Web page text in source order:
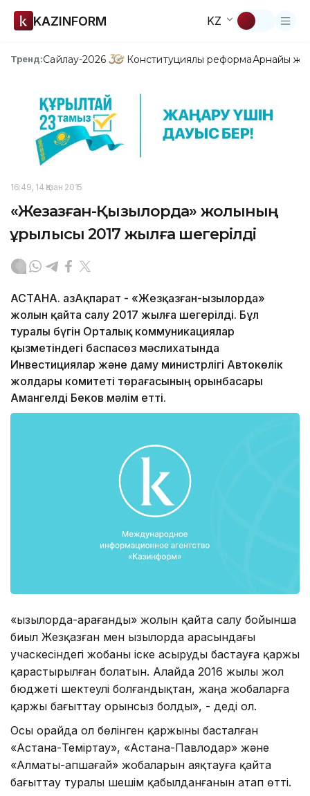
KAZINFORM KZ
Тренд:Сайлау-2026 Конституциялық реформаАрнайы
16:49, 14 Қазан 2015
«Жезқазған-Қызылорда» жолының
құрылысы 2017 жылға шегерілді
АСТАНА. ҚазАқпарат - «Жезқазған-Қызылорда»
жолын қайта салу 2017 жылға шегерілді. Бұл
туралы бүгін Орталық коммуникациялар
қызметіндегі баспасөз мәслихатында
Инвестициялар және даму министрлігі Автокөлік
жолдары комитеті төрағасының орынбасары
Амангелді Беков мәлім етті.
«Қызылорда-Қарағанды» жолын қайта салу бойынша
биыл Жезқазған мен Қызылорда арасындағы
учаскесіндегі жобаны іске асыруды бастауға қаржы
қарастырылған болатын. Алайда 2016 жылы жол
бюджеті шектеулі болғандықтан, жаңа жобаларға
қаржы бағыттау орынсыз болды», - деді ол.
Осы орайда ол бөлінген қаржыны басталған
«Астана-Теміртау», «Астана-Павлодар» және
«Алматы-Қапшағай» жобаларын аяқтауға қайта
бағыттау туралы шешім қабылданғанын атап өтті.